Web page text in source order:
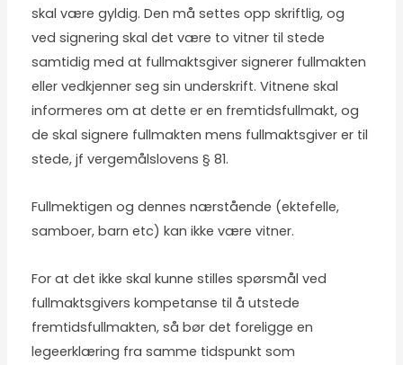
skal være gyldig. Den må settes opp skriftlig, og
ved signering skal det være to vitner til stede
samtidig med at fullmaktsgiver signerer fullmakten
eller vedkjenner seg sin underskrift. Vitnene skal
informeres om at dette er en fremtidsfullmakt, og
de skal signere fullmakten mens fullmaktsgiver er til
stede, jf vergemålslovens § 81.
Fullmektigen og dennes nærstående (ektefelle,
samboer, barn etc) kan ikke være vitner.
For at det ikke skal kunne stilles spørsmål ved
fullmaktsgivers kompetanse til å utstede
fremtidsfullmakten, så bør det foreligge en
legeerklæring fra samme tidspunkt som